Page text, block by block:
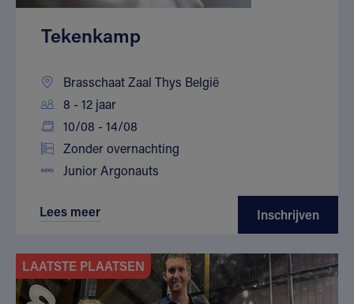
Tekenkamp
Brasschaat Zaal Thys België
8 - 12 jaar
10/08 - 14/08
Zonder overnachting
Junior Argonauts
Lees meer Inschrijven
LAATSTE PLAATSEN